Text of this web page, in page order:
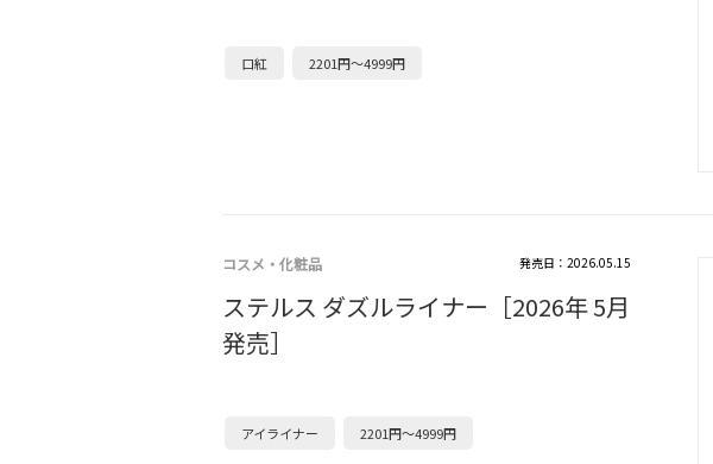
口紅 2201円～4999円
コスメ・化粧品 発売日：2026.05.15
ステルス ダズルライナー［2026年 5月
発売］
アイライナー 2201円～4999円